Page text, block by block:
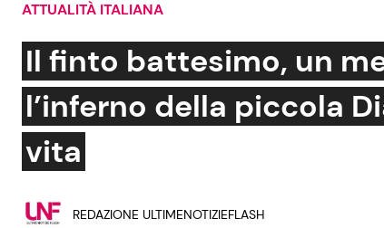
Social News
News dal mondo
Benessere
ATTUALITÀ ITALIANA
Il finto battesimo, un
l’inferno della piccola
vita
REDAZIONE ULTIMENOTIZIEFLASH